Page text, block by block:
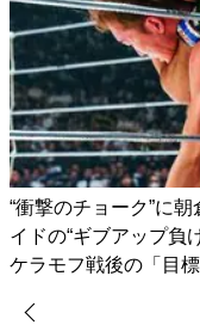
“衝撃のチョーク”に
イドの“ギブアップ負
ケラモフ戦後の「目